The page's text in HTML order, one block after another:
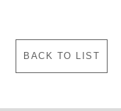
BACK TO LIST